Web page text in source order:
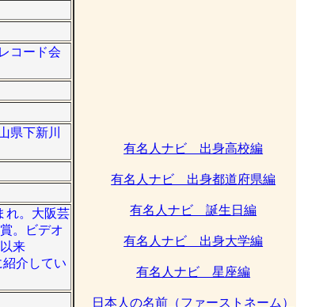
コード会
県下新川
れ。大阪芸
。ビデオ
来
介してい
有名人ナビ 出身高校編
有名人ナビ 出身都道府県編
有名人ナビ 誕生日編
有名人ナビ 出身大学編
有名人ナビ 星座編
日本人の名前（ファーストネーム）